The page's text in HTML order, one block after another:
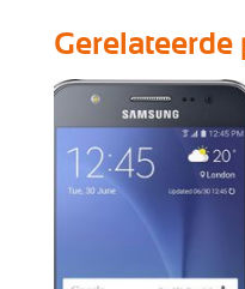
Gerelateerde